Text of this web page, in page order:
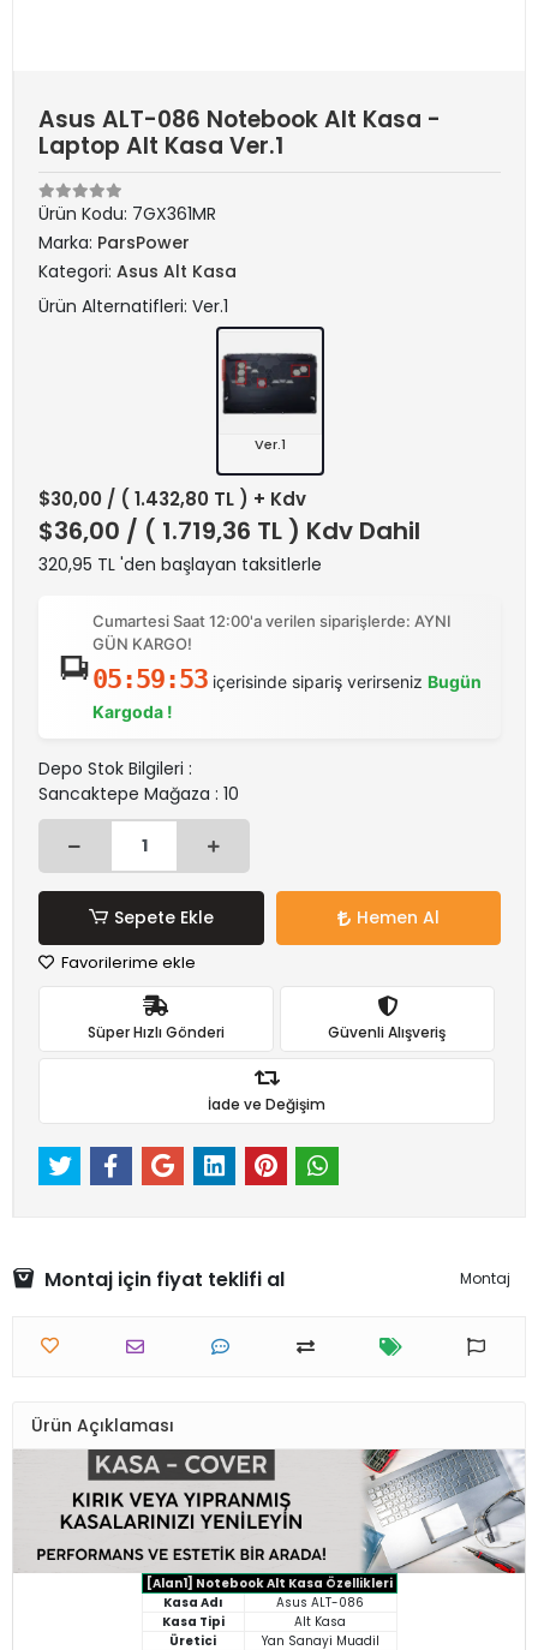
Asus ALT-086 Notebook Alt Kasa -
Laptop Alt Kasa Ver.1
Ürün Kodu: 7GX361MR
Marka: ParsPower
Kategori: Asus Alt Kasa
Ürün Alternatifleri: Ver.1
Ver.1
$30,00 / ( 1.432,80 TL ) + Kdv
$36,00 / ( 1.719,36 TL ) Kdv Dahil
320,95 TL 'den başlayan taksitlerle
Cumartesi Saat 12:00'a verilen siparişlerde: AYNI
GÜN KARGO!
05:59:53içerisinde sipariş verirseniz Bugün
Kargoda !
Depo Stok Bilgileri :
Sancaktepe Mağaza : 10
Sepete Ekle Hemen Al
Favorilerime ekle
Süper Hızlı Gönderi Güvenli Alışveriş
İade ve Değişim
Montaj için fiyat teklifi al Montaj
Ürün Açıklaması
[Alan1] Notebook Alt Kasa Özellikleri
Kasa Adı
Asus ALT-086
Kasa Tipi
Alt Kasa
Üretici
Yan Sanayi Muadil